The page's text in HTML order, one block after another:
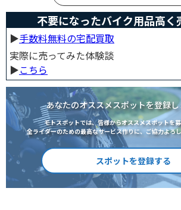
不要になったバイク用品高く
▶︎手数料無料の宅配買取
実際に売ってみた体験談
▶︎こちら
あなたのオススメスポットを登録
モトスポットでは、皆様からオススメスポットを
全ライダーのための最高なサービス作りに、ご協力よろ
スポットを登録する